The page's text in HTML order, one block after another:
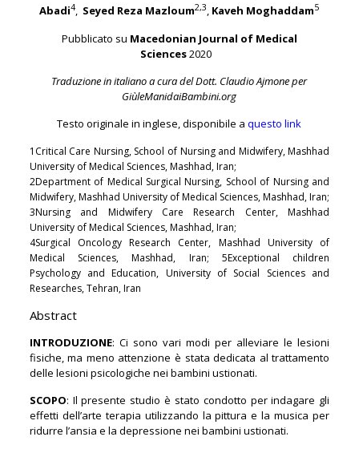
Abadi4, Seyed Reza Mazloum2,3, Kaveh Moghaddam5
Pubblicato su Macedonian Journal of Medical
Sciences2020
Traduzione in italiano a cura del Dott. Claudio Ajmone per
GiùleManidaiBambini.org
Testo originale in inglese, disponibile aquesto link
1Critical Care Nursing, School of Nursing and Midwifery, Mashhad
University of Medical Sciences, Mashhad, Iran;
2Department of Medical Surgical Nursing, School of Nursing and
Midwifery, Mashhad University of Medical Sciences, Mashhad, Iran;
3Nursing and Midwifery Care Research Center, Mashhad
University of Medical Sciences, Mashhad, Iran;
4Surgical Oncology Research Center, Mashhad University of
Medical Sciences, Mashhad, Iran; 5Exceptional children
Psychology and Education, University of Social Sciences and
Researches, Tehran, Iran
Abstract
INTRODUZIONE: Ci sono vari modi per alleviare le lesioni
fisiche, ma meno attenzione è stata dedicata al trattamento
delle lesioni psicologiche nei bambini ustionati.
SCOPO: Il presente studio è stato condotto per indagare gli
effetti dell’arte terapia utilizzando la pittura e la musica per
ridurre l’ansia e la depressione nei bambini ustionati.